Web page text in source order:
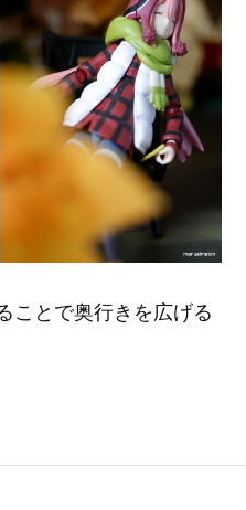
ことで奥行きを広げる